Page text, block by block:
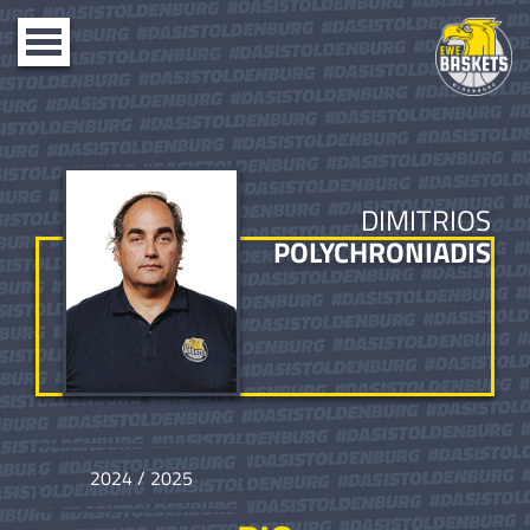
Toggle
navigation
DIMITRIOS
POLYCHRONIADIS
2024 / 2025